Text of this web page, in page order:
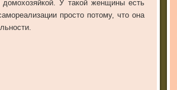
домохозяйкой. У такой женщины есть
просто потому, что она